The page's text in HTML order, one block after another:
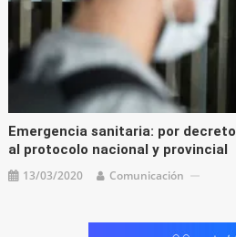
Emergencia sanitaria: por
al protocolo nacional y provincial
13/03/2020 Comunicación